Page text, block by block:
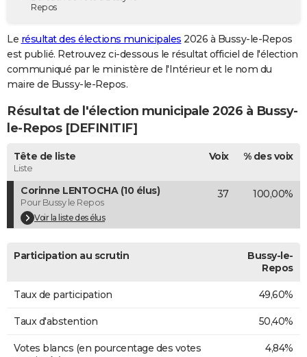
Destinations
City break
Voyage nature
Voyage de noces
Forum
GUIDES D'ACHAT
BONS PLANS
Carte de Noël
Carte Bonne année
Carte Saint-Valentin
Carte Pâques
Carte d'anniversaire
DICTIONNAIRE
Dictionnaire
Biographies
Citations
Expressions
Proverbes
PROGRAMME TV
COPAINS D'AVANT
S'inscrire
Se connecter
Lycées
Collèges
Primaires
Universités
Entreprises
Service militaire
Avis de recherche
AVIS DE DÉCÈS
Bricolage
Television
Repos
Le résultat des élections municipales 2026 à Bussy-le-Repos
est publié. Retrouvez ci-dessous le résultat officiel de l'élection
communiqué par le ministère de l'Intérieur et le nom du
maire de Bussy-le-Repos.
Résultat de l'élection municipale 2026 à Bussy-
le-Repos [DEFINITIF]
Tête de liste
Liste
Voix % des voix
Corinne LENTOCHA (10 élus)
Pour Bussy le Repos
Voir la liste des élus
37 100,00%
Participation au scrutin
Bussy-le-
Repos
Taux de participation 49,60%
Taux d'abstention 50,40%
Votes blancs (en pourcentage des votes
4,84%